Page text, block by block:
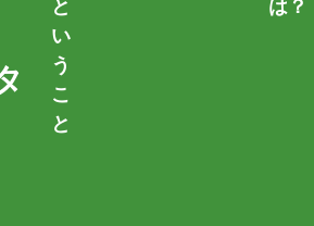
と
い
う
こ
と
は？
2022-06 をPHP・Web開発向
篠原 隆司
06 は古いバージョンです。最新版は「
IDE 2022-06をインストールしました